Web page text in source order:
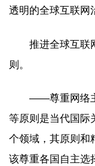
透明的全球互联网
推进全球互联
则。
——尊重网络
等原则是当代国际
个领域，其原则和
该尊重各国自主选